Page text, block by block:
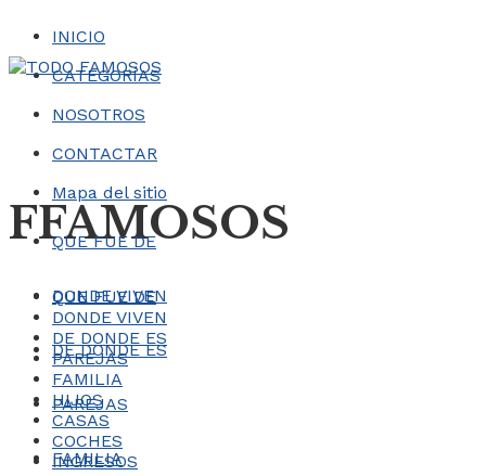
INICIO
CATEGORÍAS
NOSOTROS
CONTACTAR
Mapa del sitio
FFAMOSOS
QUE FUE DE
DONDE VIVEN
DE DONDE ES
PAREJAS
FAMILIA
QUE FUE DE
DONDE VIVEN
DE DONDE ES
PAREJAS
FAMILIA
HIJOS
CASAS
COCHES
INGRESOS